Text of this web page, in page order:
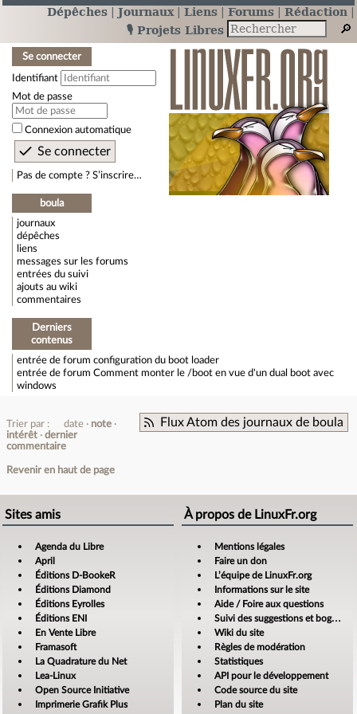
Dépêches Journaux Liens Forums
Rédaction
🎙️ Projets Libres
Se connecter
Identifiant
Mot de passe
Connexion automatique
Pas de compte ? S’inscrire…
boula
journaux
dépêches
liens
messages sur les forums
entrées du suivi
ajouts au wiki
commentaires
Derniers
contenus
entrée de forum configuration du boot loader
entrée de forum Comment monter le /boot en vue d'un dual boot avec
windows
Flux Atom des journaux de boula
Trier par : date
note
intérêt
dernier
commentaire
Revenir en haut de page
Sites amis
Agenda du Libre
April
Éditions D-BookeR
Éditions Diamond
Éditions Eyrolles
Éditions ENI
En Vente Libre
Framasoft
La Quadrature du Net
Lea-Linux
Open Source Initiative
Imprimerie Grafik Plus
À propos de LinuxFr.org
Mentions légales
Faire un don
L’équipe de LinuxFr.org
Informations sur le site
Aide / Foire aux questions
Suivi des suggestions et bogues
Wiki du site
Règles de modération
Statistiques
API pour le développement
Code source du site
Plan du site